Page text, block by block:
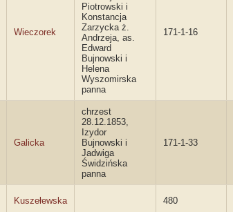
Wieczorek
Piotrowski i
Konstancja
Zarzycka ż.
Andrzeja, as.
Edward
Bujnowski i
Helena
Wyszomirska
panna
171-1-16
Galicka
chrzest
28.12.1853,
Izydor
Bujnowski i
Jadwiga
Świdzińska
panna
171-1-33
Kuszełewska 480